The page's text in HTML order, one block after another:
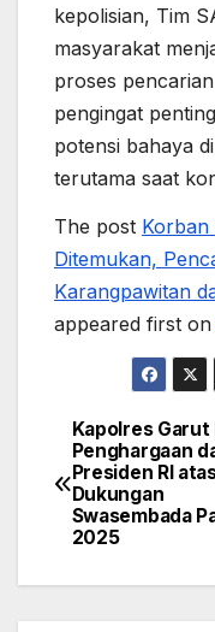
kepolisian, Tim
masyarakat
proses
pengingat
potensi bahaya
terutama saat
The post Korban
Ditemukan,
Karangpawitan
appeared first on
Post
Kapolres Garut
Penghargaan
Presiden RI
Dukungan
Swasembada
2025